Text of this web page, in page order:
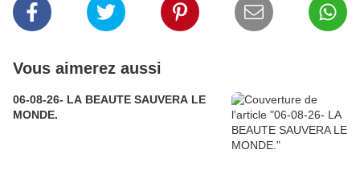
Vous aimerez aussi
06-08-26- LA BEAUTE SAUVERA LE
MONDE.